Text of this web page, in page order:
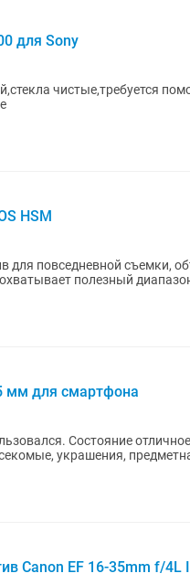
для Sony
чистые,требуется
HSM
для повседневной съемки,
полезный
мм для смартфона
Состояние отличное, как новый.
украшения,
Canon EF 16-35mm f/4L